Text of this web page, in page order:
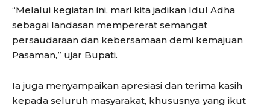
“Melalui kegiatan ini, mari kita jadikan Idul Adha
sebagai landasan mempererat semangat
persaudaraan dan kebersamaan demi kemajuan
Pasaman,” ujar Bupati.
Ia juga menyampaikan apresiasi dan terima kasih
kepada seluruh masyarakat, khususnya yang ikut